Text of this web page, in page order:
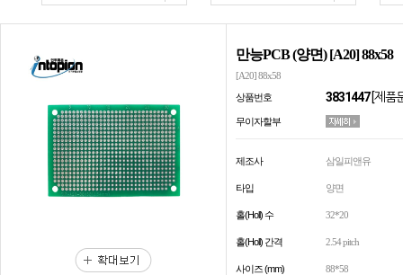
만능PCB (양면) [A20] 88x58
[A20] 88x58
상품번호
3831447[제품
무이자할부
제조사 삼일피앤유
타입 양면
홀(Holl) 수 32*20
홀(Holl) 간격 2.54 pitch
사이즈 (mm) 88*58